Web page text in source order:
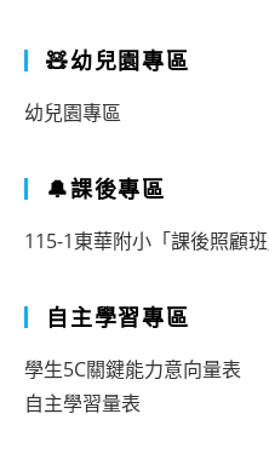
🧸幼兒園專區
幼兒園專區
🔔課後專區
115-1東華附小「課後照顧
自主學習專區
學生5C關鍵能力意向量表
自主學習量表